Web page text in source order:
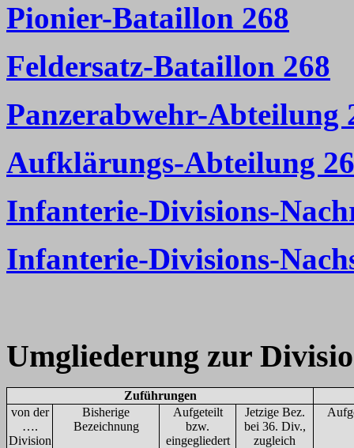
Pionier-Bataillon 268
Feldersatz-Bataillon 268
Panzerabwehr-Abteilung
Aufklärungs-Abteilung
Infanterie-Divisions-
Infanterie-Divisions-
Umgliederung zur
Zuführungen
von der
….
Division
Bisherige
Bezeichnung
Aufgeteilt
bzw.
eingegliedert
Jetzige Bez.
bei 36. Div.,
zugleich